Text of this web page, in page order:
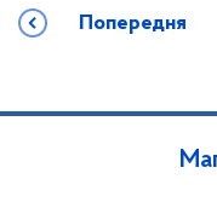
Попередня